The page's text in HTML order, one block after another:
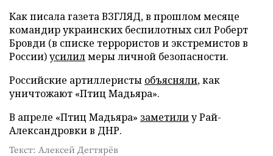
Как писала газета ВЗГЛЯД, в прошлом месяце
командир украинских беспилотных сил Роберт
Бровди (в списке террористов и экстремистов в
России)усилилмеры личной безопасности.
Российские артиллеристы объясняли, как
уничтожают «Птиц Мадьяра».
В апреле «Птиц Мадьяра» заметилиу Рай-
Александровки в ДНР.
Текст: Алексей Дегтярёв